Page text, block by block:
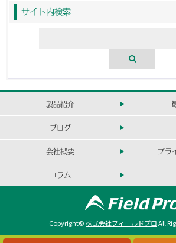
サイト内検索
製品紹介
ブログ
会社概要 プラ
コラム
Copyright©株式会社フィールドプロAll